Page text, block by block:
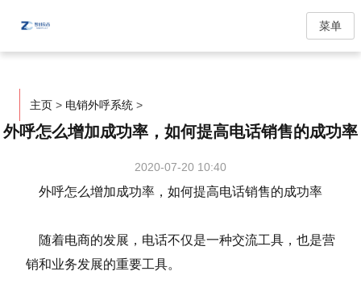
菜单
主页 > 电销外呼系统 >
外呼怎么增加成功率，如何提高电话销售的成功率
2020-07-20 10:40
外呼怎么增加成功率，如何提高电话销售的成功率
随着电商的发展，电话不仅是一种交流工具，也是营
销和业务发展的重要工具。